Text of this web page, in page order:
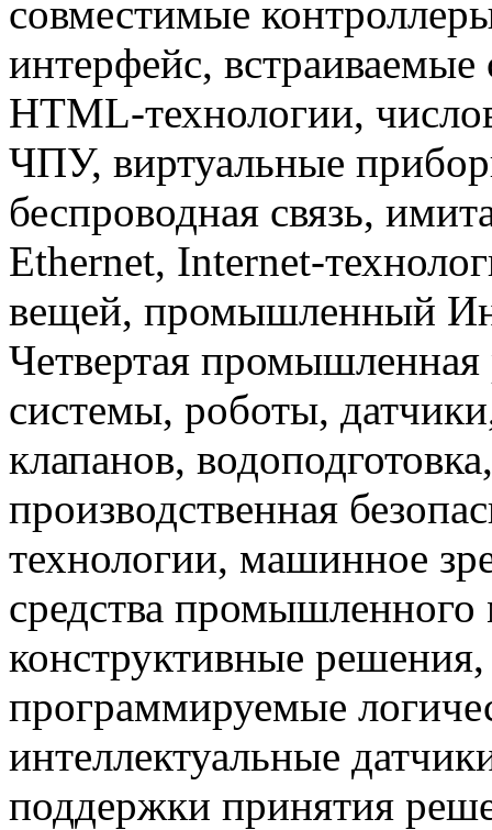
совместимые
интерфейс,
HTML-технологии,
ЧПУ, виртуальные
беспроводная связь,
Ethernet, Internet-
вещей, промышленный
Четвертая
системы, роботы,
клапанов,
производственная
технологии, машинное
средства
конструктивные
программируемые
интеллектуальные
поддержки принятия